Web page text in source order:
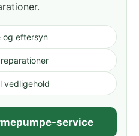
og eftersyn
service